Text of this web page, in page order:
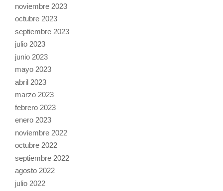
noviembre 2023
octubre 2023
septiembre 2023
julio 2023
junio 2023
mayo 2023
abril 2023
marzo 2023
febrero 2023
enero 2023
noviembre 2022
octubre 2022
septiembre 2022
agosto 2022
julio 2022